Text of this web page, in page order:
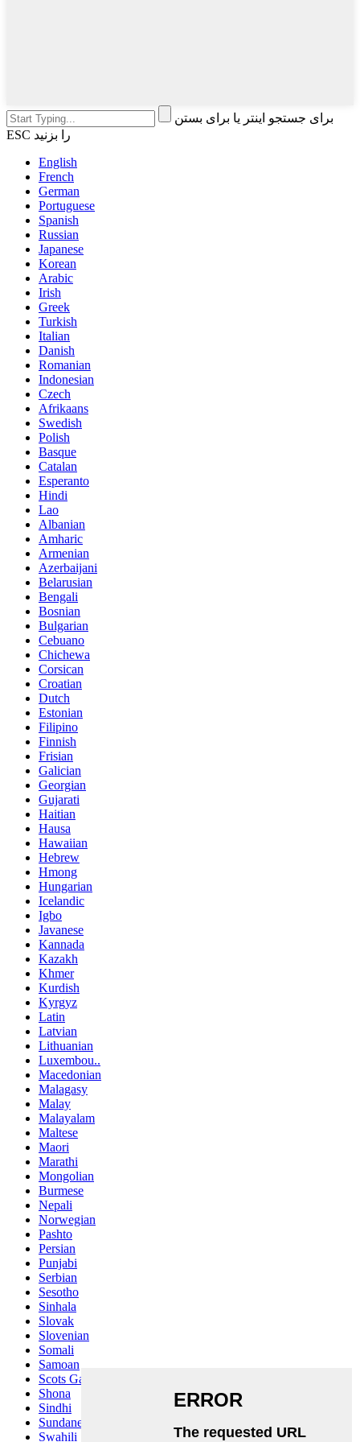
برای جستجو اینتر یا برای بستن
ESC را بزنید
English
French
German
Portuguese
Spanish
Russian
Japanese
Korean
Arabic
Irish
Greek
Turkish
Italian
Danish
Romanian
Indonesian
Czech
Afrikaans
Swedish
Polish
Basque
Catalan
Esperanto
Hindi
Lao
Albanian
Amharic
Armenian
Azerbaijani
Belarusian
Bengali
Bosnian
Bulgarian
Cebuano
Chichewa
Corsican
Croatian
Dutch
Estonian
Filipino
Finnish
Frisian
Galician
Georgian
Gujarati
Haitian
Hausa
Hawaiian
Hebrew
Hmong
Hungarian
Icelandic
Igbo
Javanese
Kannada
Kazakh
Khmer
Kurdish
Kyrgyz
Latin
Latvian
Lithuanian
Luxembou..
Macedonian
Malagasy
Malay
Malayalam
Maltese
Maori
Marathi
Mongolian
Burmese
Nepali
Norwegian
Pashto
Persian
Punjabi
Serbian
Sesotho
Sinhala
Slovak
Slovenian
Somali
Samoan
Scots Gaelic
Shona
Sindhi
Sundanese
Swahili